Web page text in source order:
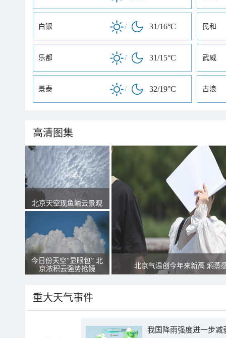
白银 / 31/16°C 民和
乐都 / 31/15°C 武威
景泰 / 32/19°C 古浪
高清图集
北京天空现鱼鳞云景观
今日份天空“显眼包” 北
京浓积云强势抢镜
北京气温创今年来新高 焖蒸
重大天气事件